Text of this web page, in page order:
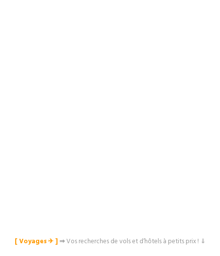
[ Voyages ✈︎ ]⇒Vos recherches de vols et d’hôtels à petits prix ! ⇓